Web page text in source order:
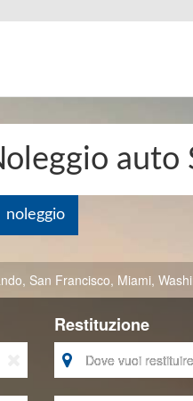
auto
, San Francisco, Miami,
Restituzione
